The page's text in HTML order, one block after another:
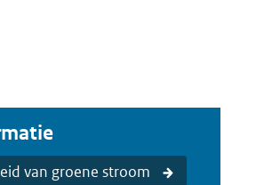
van groene stroom